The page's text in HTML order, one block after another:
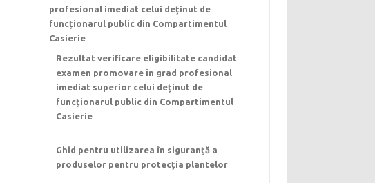
profesional imediat celui deținut de
funcționarul public din Compartimentul
Casierie
Rezultat verificare eligibilitate candidat
examen promovare în grad profesional
imediat superior celui deținut de
funcționarul public din Compartimentul
Casierie
Ghid pentru utilizarea în siguranță a
produselor pentru protecția plantelor